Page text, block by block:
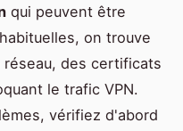
qui peuvent être
on trouve
des certificats
le trafic VPN.
vérifiez d'abord